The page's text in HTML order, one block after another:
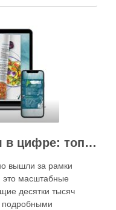
на практике сделать
Кулинарная вселенная в цифре: топ-3 самых больших электронных книг рецептов
вышли за рамки
это масштабные
десятки тысяч
подробными